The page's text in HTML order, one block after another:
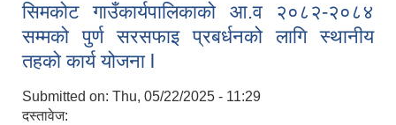
सिमकोट गाउँकार्यपालिकाको आ.व २०८२-२०८४
सम्मको पुर्ण सरसफाइ प्रबर्धनको लागि स्थानीय
तहको कार्य योजना l
Submitted on: Thu, 05/22/2025 - 11:29
दस्तावेज: